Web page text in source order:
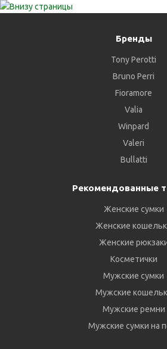
Бренды
Tony Perotti
Bruno Perri
Fioramore
Valia
Winpard
Valeri
Bullatti
Рекомендованные
Женские сумки
Женские
Женские
Косметички
Мужские сумки
Мужские
Мужские ремни
Мужские сумки на